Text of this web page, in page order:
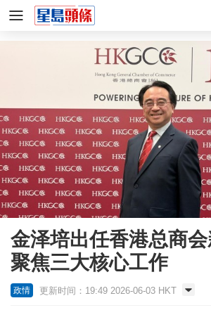
金泽培出任香港总商
聚焦三大核心工作
政情 更新时间：19:49 2026-06-03 HKT